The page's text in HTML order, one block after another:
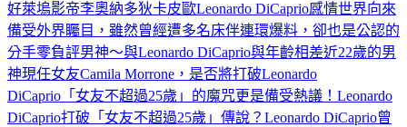
好萊塢影帝李奧納多狄卡皮歐Leonardo DiCaprio感情世界向來
備受外界矚目，雖然曾經遭多名床伴連環爆料，卻也是公認的
分手零負評男神～與Leonardo DiCaprio與年齡相差近22歲的男
神現任女友Camila Morrone，是否將打破Leonardo
DiCaprio「女友不超過25歲」的魔咒更是備受熱議！Leonardo
DiCaprio打破「女友不超過25歲」傳說？Leonardo DiCaprio曾